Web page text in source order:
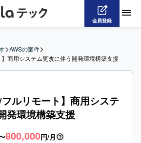
会員登録
>AWSの案件>
】商用システム更改に伴う開発環境構築支援
フルリモート】商用システ
発環境構築支援
800,000円/月